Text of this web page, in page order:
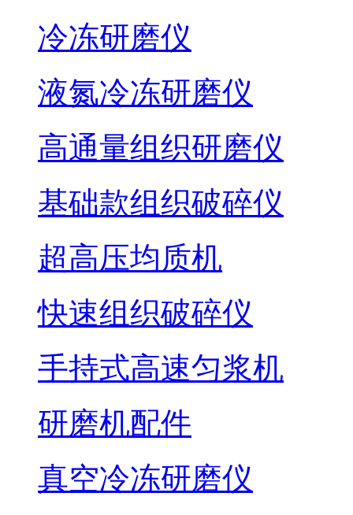
冷冻研磨仪
液氮冷冻研磨仪
高通量组织研磨仪
基础款组织破碎仪
超高压均质机
快速组织破碎仪
手持式高速匀浆机
研磨机配件
真空冷冻研磨仪